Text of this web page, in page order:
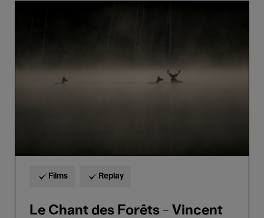
Films Replay
Le Chant des Forêts - Vincent